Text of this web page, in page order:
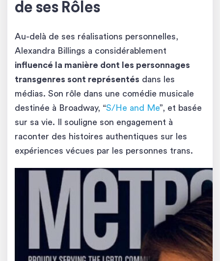
de ses Rôles
Au-delà de ses réalisations personnelles,
Alexandra Billings a considérablement
influencé la manière dont les personnages
transgenres sont représentés dans les
médias. Son rôle dans une comédie musicale
destinée à Broadway, “S/He and Me”, et basée
sur sa vie. Il souligne son engagement à
raconter des histoires authentiques sur les
expériences vécues par les personnes trans.